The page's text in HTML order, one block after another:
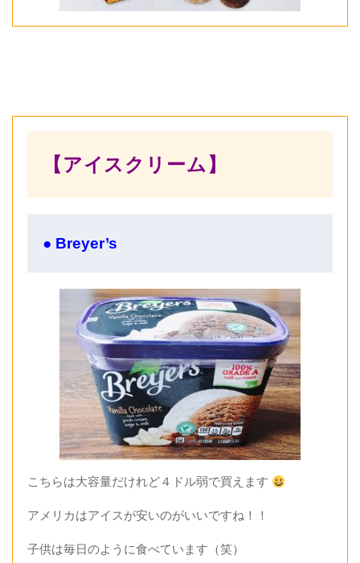
【アイスクリーム】
● Breyer’s
こちらは大容量だけれど４ドル弱で買えます
アメリカはアイスが安いのがいいですね！！
子供は毎日のように食べています（笑）